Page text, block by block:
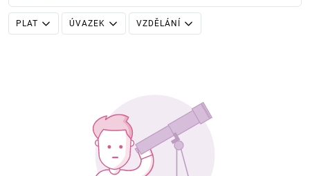
PLAT ÚVAZEK VZDĚLÁNÍ